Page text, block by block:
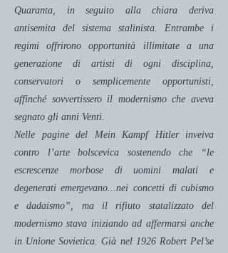
Quaranta, in seguito alla chiara deriva
antisemita del sistema stalinista. Entrambe i
regimi offrirono opportunità illimitate a una
generazione di artisti di ogni disciplina,
conservatori o semplicemente opportunisti,
affinché sovvertissero il modernismo che aveva
segnato gli anni Venti.
Nelle pagine del Mein Kampf Hitler inveiva
contro l’arte bolscevica sostenendo che “le
escrescenze morbose di uomini malati e
degenerati emergevano...nei concetti di cubismo
e dadaismo”, ma il rifiuto statalizzato del
modernismo stava iniziando ad affermarsi anche
in Unione Sovietica. Già nel 1926 Robert Pel’se